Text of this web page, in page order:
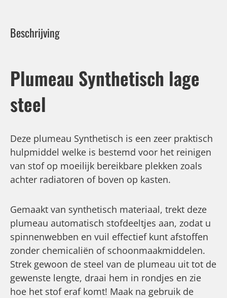
Beschrijving
Plumeau Synthetisch lage
steel
Deze plumeau Synthetisch is een zeer praktisch
hulpmiddel welke is bestemd voor het reinigen
van stof op moeilijk bereikbare plekken zoals
achter radiatoren of boven op kasten.
Gemaakt van synthetisch materiaal, trekt deze
plumeau automatisch stofdeeltjes aan, zodat u
spinnenwebben en vuil effectief kunt afstoffen
zonder chemicaliën of schoonmaakmiddelen.
Strek gewoon de steel van de plumeau uit tot de
gewenste lengte, draai hem in rondjes en zie
hoe het stof eraf komt! Maak na gebruik de